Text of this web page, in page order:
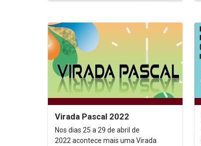
Virada Pascal 2022
Nos dias 25 a 29 de abril de
2022 acontece mais uma Virada